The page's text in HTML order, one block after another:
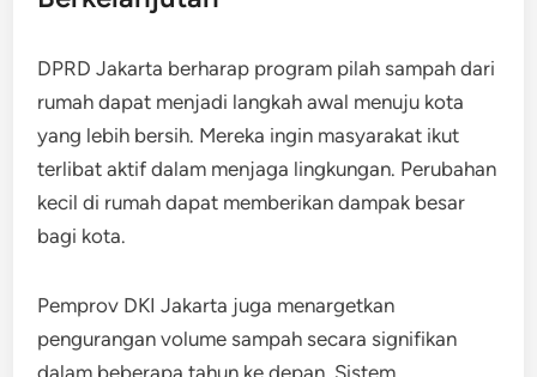
DPRD Jakarta berharap program pilah sampah dari
rumah dapat menjadi langkah awal menuju kota
yang lebih bersih. Mereka ingin masyarakat ikut
terlibat aktif dalam menjaga lingkungan. Perubahan
kecil di rumah dapat memberikan dampak besar
bagi kota.
Pemprov DKI Jakarta juga menargetkan
pengurangan volume sampah secara signifikan
dalam beberapa tahun ke depan. Sistem